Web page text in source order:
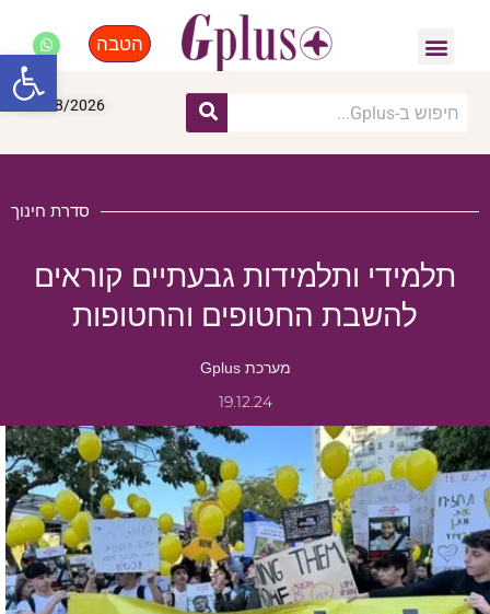
הטבה
06/08/2026
סדרת חינוך
תלמידי ותלמידות גבעתיים קוראים
להשבת החטופים והחטופות
מערכת Gplus
19.12.24
פתח